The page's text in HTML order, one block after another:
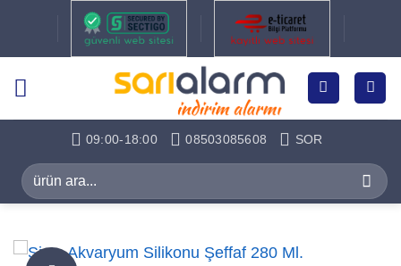
09:00-18:00 08503085608 SOR
Ara: